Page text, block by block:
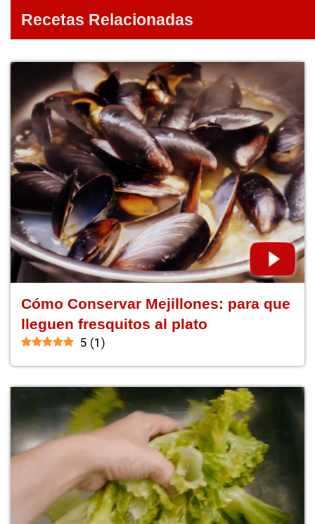
Recetas Relacionadas
Cómo Conservar Mejillones: para que
lleguen fresquitos al plato
5 (1 )